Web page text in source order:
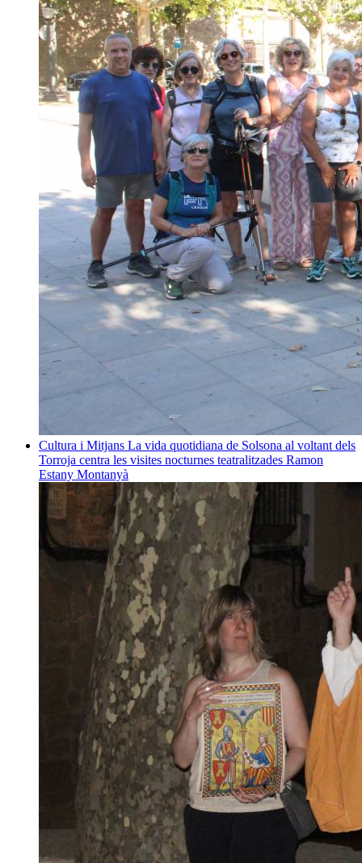
Cultura i Mitjans La vida quotidiana de Solsona al voltant dels
Torroja centra les visites nocturnes teatralitzades Ramon
Estany Montanyà